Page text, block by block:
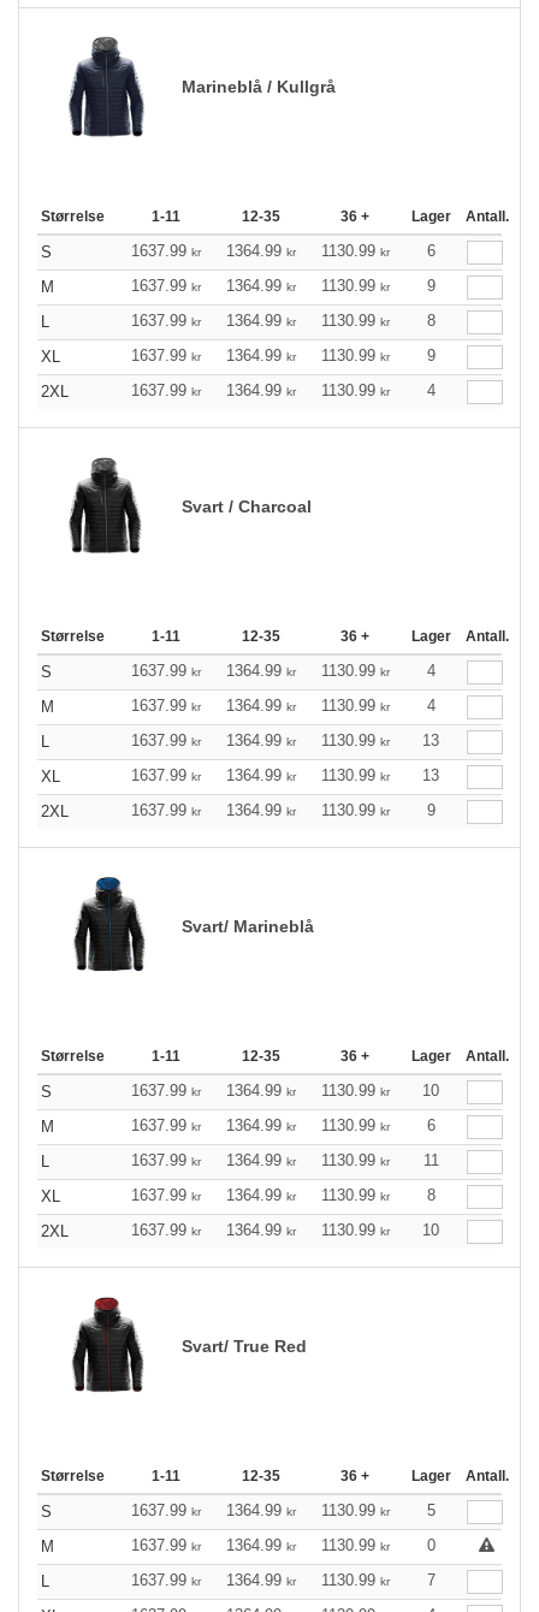
Marineblå / Kullgrå
Størrelse 1-11 12-35 36 + Lager Antall.
S 1637.99 kr 1364.99 kr 1130.99 kr
6
M
1637.99 kr 1364.99 kr 1130.99 kr
9
L
1637.99 kr 1364.99 kr 1130.99 kr
8
XL
1637.99 kr 1364.99 kr 1130.99 kr
9
2XL
1637.99 kr 1364.99 kr 1130.99 kr 4
Svart / Charcoal
Størrelse 1-11 12-35 36 + Lager Antall.
S 1637.99 kr 1364.99 kr 1130.99 kr
4
M
1637.99 kr 1364.99 kr 1130.99 kr
4
L
1637.99 kr 1364.99 kr 1130.99 kr
13
XL
1637.99 kr 1364.99 kr 1130.99 kr
13
2XL
1637.99 kr 1364.99 kr 1130.99 kr 9
Svart/ Marineblå
Størrelse 1-11 12-35 36 + Lager Antall.
S 1637.99 kr 1364.99 kr 1130.99 kr
10
M
1637.99 kr 1364.99 kr 1130.99 kr
6
L
1637.99 kr 1364.99 kr 1130.99 kr
11
XL
1637.99 kr 1364.99 kr 1130.99 kr
8
2XL
1637.99 kr 1364.99 kr 1130.99 kr 10
Svart/ True Red
Størrelse 1-11 12-35 36 + Lager Antall.
S 1637.99 kr 1364.99 kr 1130.99 kr
5
M
1637.99 kr 1364.99 kr 1130.99 kr
0
L
1637.99 kr 1364.99 kr 1130.99 kr
7